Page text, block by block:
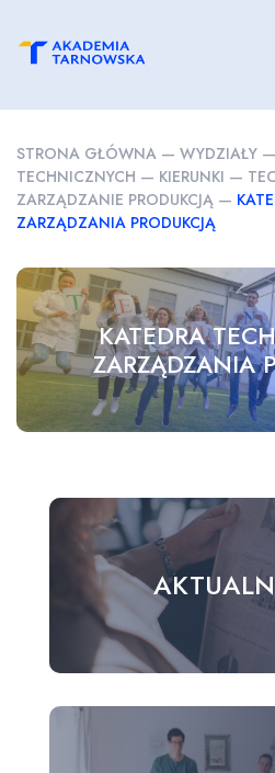
STRONA GŁÓWNA — WYDZIAŁY —
TECHNICZNYCH — KIERUNKI —
ZARZĄDZANIE PRODUKCJĄ —
ZARZĄDZANIA PRODUKCJĄ
KATEDRA
ZARZĄDZANIA